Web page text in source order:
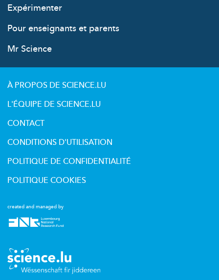
Expérimenter
Pour enseignants et parents
Mr Science
created and managed by
À PROPOS DE SCIENCE.LU
L'ÉQUIPE DE SCIENCE.LU
CONTACT
CONDITIONS D'UTILISATION
POLITIQUE DE CONFIDENTIALITÉ
POLITIQUE COOKIES